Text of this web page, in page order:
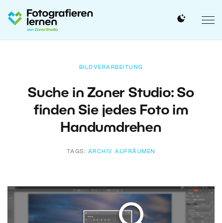
BILDVERARBEITUNG
Suche in Zoner Studio: So
finden Sie jedes Foto im
Handumdrehen
TAGS: ARCHIV AUFRÄUMEN